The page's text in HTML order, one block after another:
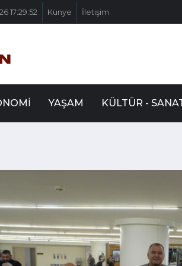
17:29:52 Künye İletişim
YAŞAM KÜLTÜR -